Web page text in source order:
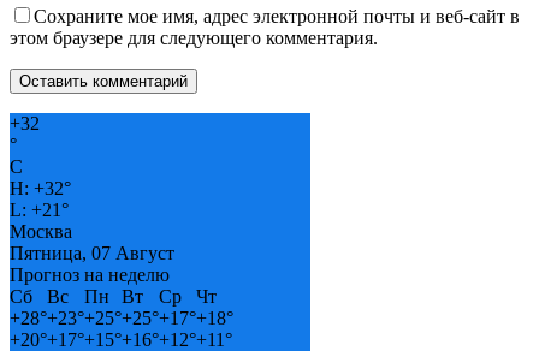
Сохраните мое имя, адрес электронной почты и веб-сайт в
этом браузере для следующего комментария.
+32
°
C
H: +32°
L: +21°
Москва
Пятница, 07 Август
Прогноз на неделю
Сб
Вс Пн Вт Ср
Чт
+28°+23°+25°+25°+17°+18°
+20°+17°+15°+16°+12°+11°